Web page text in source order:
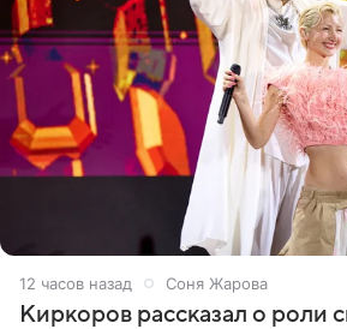
12 часов назад Соня Жарова
Киркоров рассказал о роли